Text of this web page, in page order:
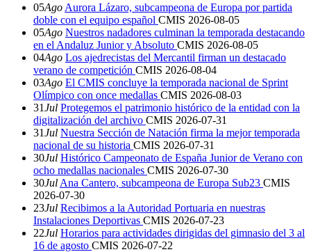
05Ago Aurora Lázaro, subcampeona de Europa por partida
doble con el equipo español CMIS 2026-08-05
05Ago Nuestros nadadores culminan la temporada destacando
en el Andaluz Junior y Absoluto CMIS 2026-08-05
04Ago Los ajedrecistas del Mercantil firman un destacado
verano de competición CMIS 2026-08-04
03Ago El CMIS concluye la temporada nacional de Sprint
Olímpico con once medallas CMIS 2026-08-03
31Jul Protegemos el patrimonio histórico de la entidad con la
digitalización del archivo CMIS 2026-07-31
31Jul Nuestra Sección de Natación firma la mejor temporada
nacional de su historia CMIS 2026-07-31
30Jul Histórico Campeonato de España Junior de Verano con
ocho medallas nacionales CMIS 2026-07-30
30Jul Ana Cantero, subcampeona de Europa Sub23 CMIS
2026-07-30
23Jul Recibimos a la Autoridad Portuaria en nuestras
Instalaciones Deportivas CMIS 2026-07-23
22Jul Horarios para actividades dirigidas del gimnasio del 3 al
16 de agosto CMIS 2026-07-22